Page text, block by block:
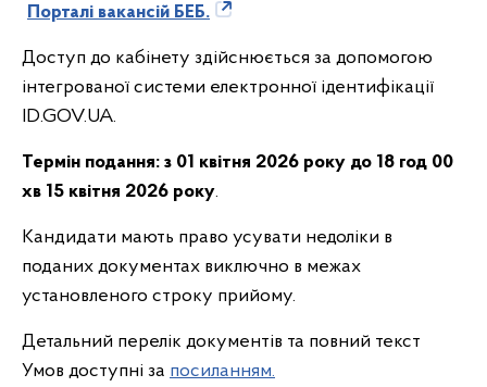
Порталі вакансій БЕБ.
Доступ до кабінету здійснюється за допомогою
інтегрованої системи електронної ідентифікації
ID.GOV.UA.
Термін подання: з 01 квітня 2026 року до 18 год 00
хв 15 квітня 2026 року.
Кандидати мають право усувати недоліки в
поданих документах виключно в межах
установленого строку прийому.
Детальний перелік документів та повний текст
Умов доступні за посиланням.